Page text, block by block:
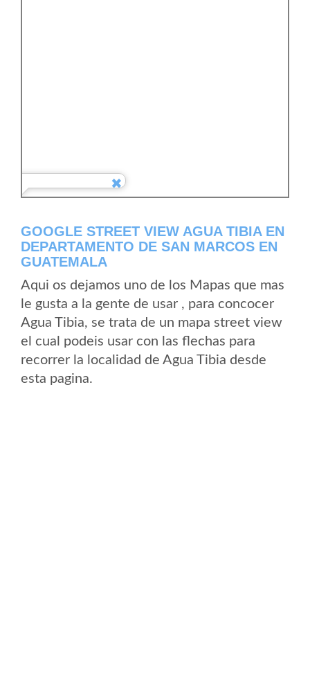
GOOGLE STREET VIEW AGUA TIBIA EN
DEPARTAMENTO DE SAN MARCOS EN
GUATEMALA
Aqui os dejamos uno de los Mapas que mas
le gusta a la gente de usar , para concocer
Agua Tibia, se trata de un mapa street view
el cual podeis usar con las flechas para
recorrer la localidad de Agua Tibia desde
esta pagina.